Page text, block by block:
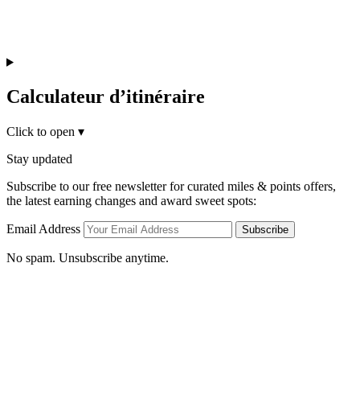
Calculateur d’itinéraire
Click to open ▾
Stay updated
Subscribe to our free newsletter for curated miles & points offers,
the latest earning changes and award sweet spots:
Email Address Subscribe
No spam. Unsubscribe anytime.